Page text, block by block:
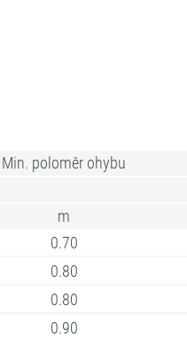
Min. poloměr ohybu
m
0.70
0.80
0.80
0.90